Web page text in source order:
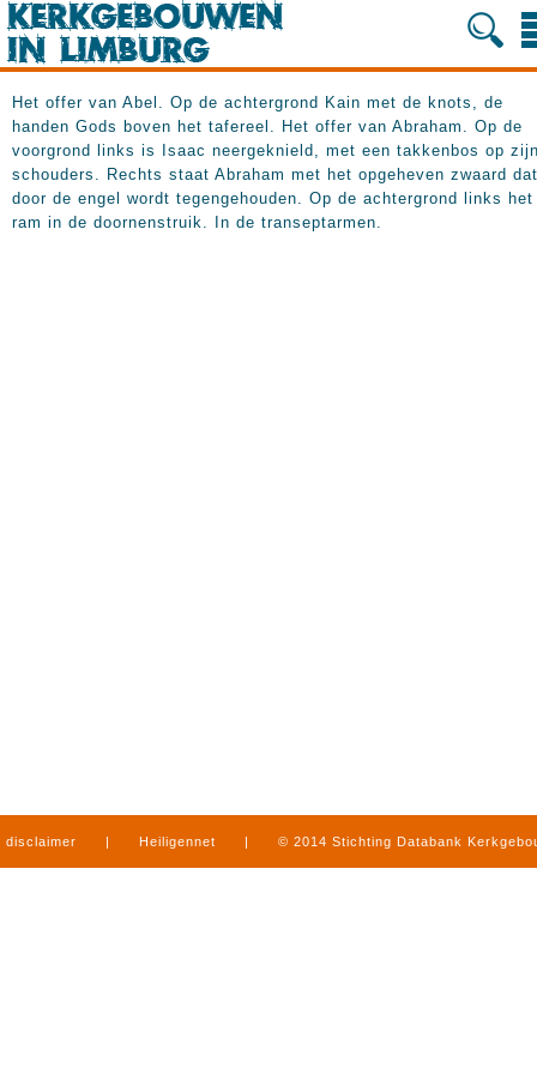
Het offer van Abel. Op de achtergrond Kain met de knots, de
handen Gods boven het tafereel. Het offer van Abraham. Op de
voorgrond links is Isaac neergeknield, met een takkenbos op
schouders. Rechts staat Abraham met het opgeheven zwaard dat
door de engel wordt tegengehouden. Op de achtergrond links het
ram in de doornenstruik. In de transeptarmen.
disclaimer | Heiligennet | © 2014 Stichting Databank